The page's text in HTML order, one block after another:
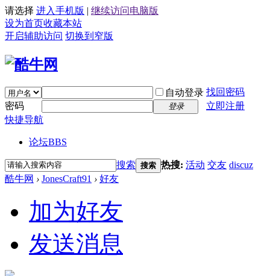
请选择 进入手机版 | 继续访问电脑版
设为首页收藏本站
开启辅助访问 切换到窄版
自动登录 找回密码
密码
登录
立即注册
快捷导航
论坛BBS
搜索 搜索 热搜: 活动 交友 discuz
酷牛网 › JonesCraft91 › 好友
加为好友
发送消息